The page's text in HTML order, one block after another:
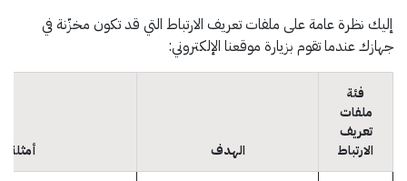
إليك نظرة عامة على ملفات تعريف الارتباط التي قد تكون مخزّنة في
جهازك عندما تقوم بزيارة موقعنا الإلكتروني:
فئة
ملفات
تعريف
الارتباط
الهدف أمثلة